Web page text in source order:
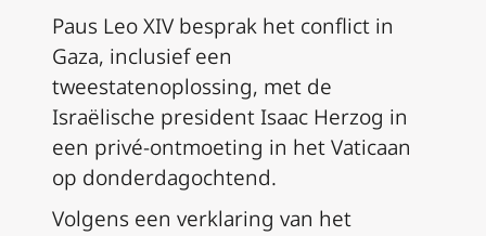
Paus Leo XIV besprak het conflict in
Gaza, inclusief een
tweestatenoplossing, met de
Israëlische president Isaac Herzog in
een privé-ontmoeting in het Vaticaan
op donderdagochtend.
Volgens een verklaring van het